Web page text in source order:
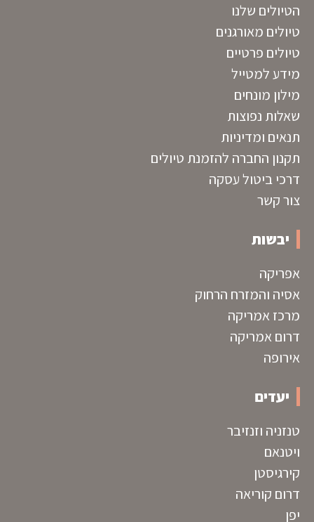
הטיולים שלנו
טיולים מאורגנים
טיולים פרטיים
מידע למטייל
מילון מונחים
שאלות נפוצות
תנאים ומדיניות
תקנון החברה להזמנת טיולים
דרכי ביטול עסקה
צור קשר
יבשות
אפריקה
אסיה והמזרח הרחוק
מרכז אמריקה
דרום אמריקה
אירופה
יעדים
טנזניה וזנזיבר
ויטנאם
קירגיסטן
דרום קוריאה
יפן